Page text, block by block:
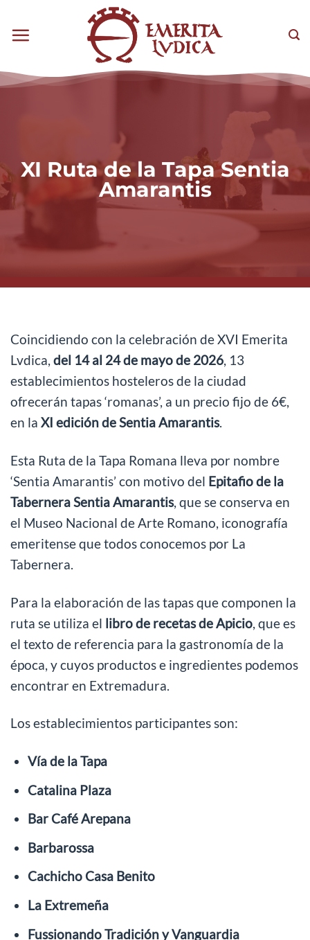
XI Ruta de la Tapa Sentia
Amarantis
Coincidiendo con la celebración de XVI Emerita
Lvdica, del 14 al 24 de mayo de 2026 , 13
establecimientos hosteleros de la ciudad
ofrecerán tapas ‘romanas’, a un precio fijo de 6€,
en la XI edición de Sentia Amarantis.
Esta Ruta de la Tapa Romana lleva por nombre
‘Sentia Amarantis’ con motivo del Epitafio de la
Tabernera Sentia Amarantis, que se conserva en
el Museo Nacional de Arte Romano, iconografía
emeritense que todos conocemos por La
Tabernera.
Para la elaboración de las tapas que componen la
ruta se utiliza el libro de recetas de Apicio , que es
el texto de referencia para la gastronomía de la
época, y cuyos productos e ingredientes podemos
encontrar en Extremadura.
Los establecimientos participantes son:
Vía de la Tapa
Catalina Plaza
Bar Café Arepana
Barbarossa
Cachicho Casa Benito
La Extremeña
Fussionando Tradición y Vanguardia